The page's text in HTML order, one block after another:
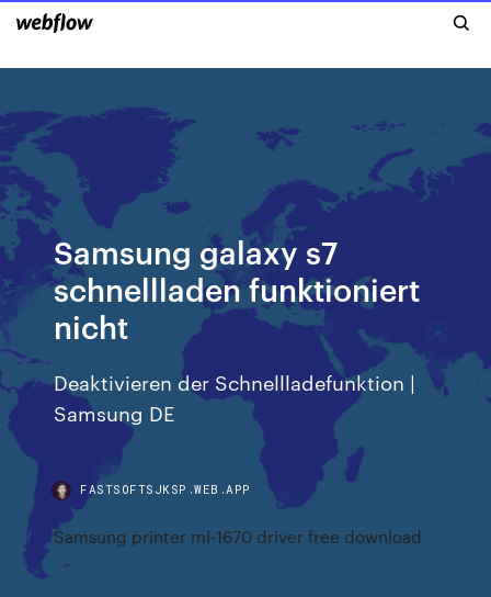
Samsung galaxy s7
schnellladen funktioniert
nicht
Deaktivieren der Schnellladefunktion |
Samsung DE
FASTSOFTSJKSP.WEB.APP
Samsung printer ml-1670 driver free download